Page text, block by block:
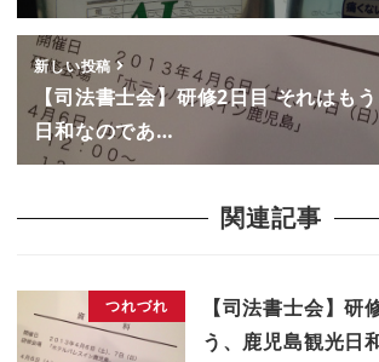
新しい投稿
【司法書士会】研修2日目 それはも
日和なのであ…
関連記事
つれづれ
【司法書士会】研
う、鹿児島観光日